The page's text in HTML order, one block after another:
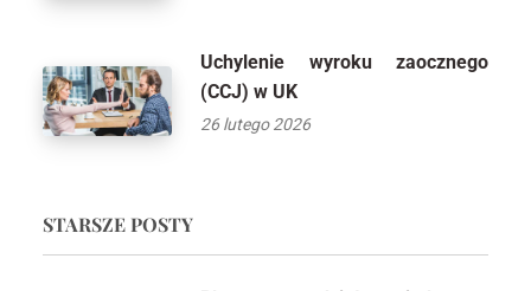
Uchylenie wyroku zaocznego
(CCJ) w UK
26 lutego 2026
STARSZE POSTY